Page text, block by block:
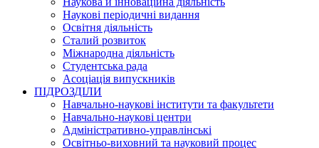
Наукові періодичні видання
Освітня діяльність
Сталий розвиток
Міжнародна діяльність
Студентська рада
Асоціація випускників
ПІДРОЗДІЛИ
Навчально-наукові інститути та факультети
Навчально-наукові центри
Адміністративно-управлінські
Освітньо-виховний та науковий процес